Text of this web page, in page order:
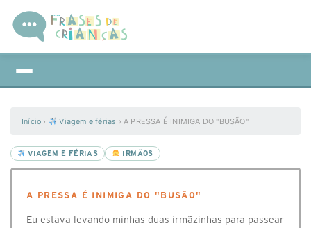
Início › Viagem e férias › A PRESSA É INIMIGA DO "BUSÃO"
VIAGEM E FÉRIAS IRMÃOS
A PRESSA É INIMIGA DO "BUSÃO"
Eu estava levando minhas duas irmãzinhas para passear